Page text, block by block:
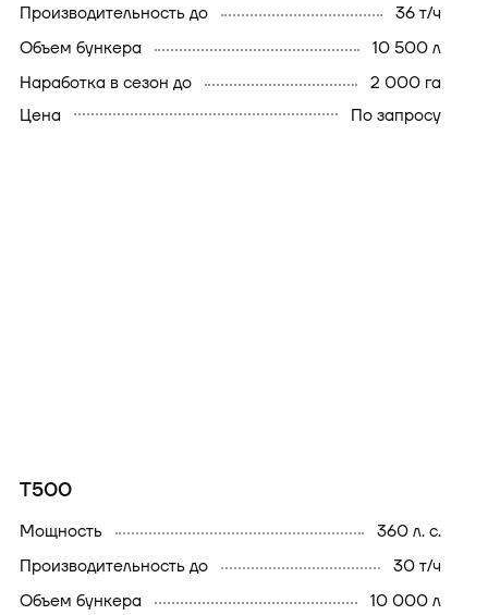
производительность до
36 т/ч
объем бункера
10 500 л
наработка в сезон до
2 000 га
Цена
По запросу
T500
мощность
360 л. с.
производительность до
30 т/ч
объем бункера
10 000 л